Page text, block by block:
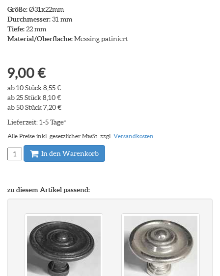
Größe:Ø31x22mm
Durchmesser:31 mm
Tiefe:22 mm
Material/Oberfläche:Messing patiniert
9,00 €
ab 10 Stück 8,55 €
ab 25 Stück 8,10 €
ab 50 Stück 7,20 €
Lieferzeit: 1-5 Tage*
Alle Preise inkl. gesetzlicher MwSt. zzgl. Versandkosten
In den Warenkorb
zu diesem Artikel passend: